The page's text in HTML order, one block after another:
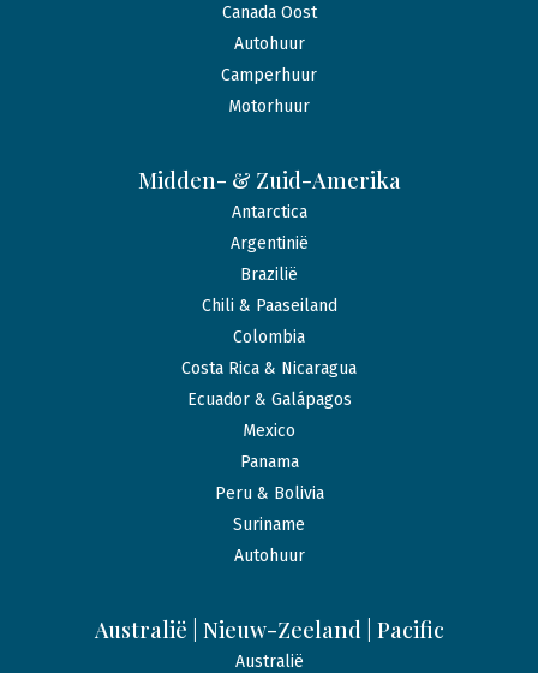
Canada Oost
Autohuur
Camperhuur
Motorhuur
Midden- & Zuid-Amerika
Antarctica
Argentinië
Brazilië
Chili & Paaseiland
Colombia
Costa Rica & Nicaragua
Ecuador & Galápagos
Mexico
Panama
Peru & Bolivia
Suriname
Autohuur
Australië | Nieuw-Zeeland | Pacific
Australië